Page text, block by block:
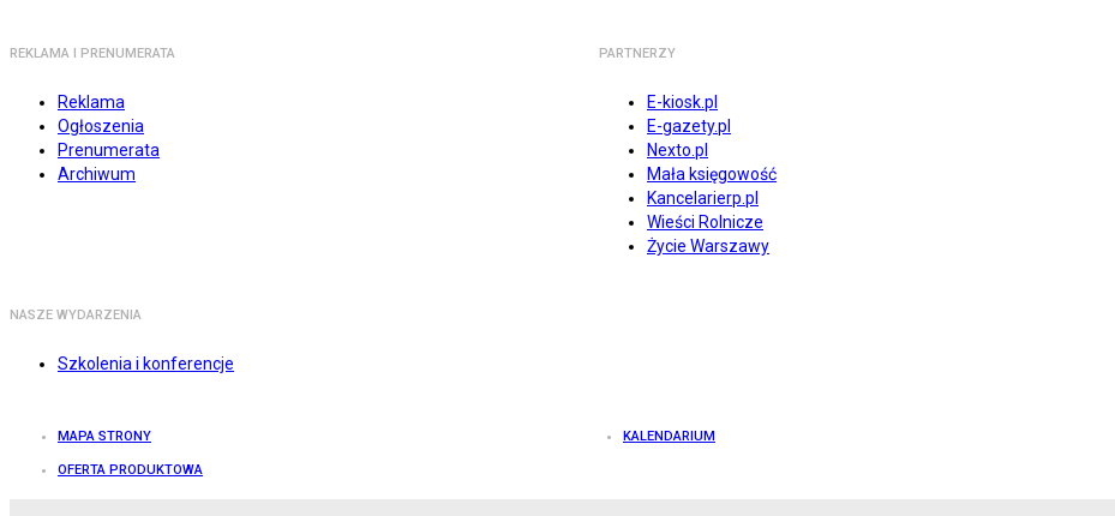
REKLAMA I PRENUMERATA
Reklama
Ogłoszenia
Prenumerata
Archiwum
PARTNERZY
E-kiosk.pl
E-gazety.pl
Nexto.pl
Mała księgowość
Kancelarierp.pl
Wieści Rolnicze
Życie Warszawy
NASZE WYDARZENIA
Szkolenia i konferencje
MAPA STRONY KALENDARIUM
OFERTA PRODUKTOWA